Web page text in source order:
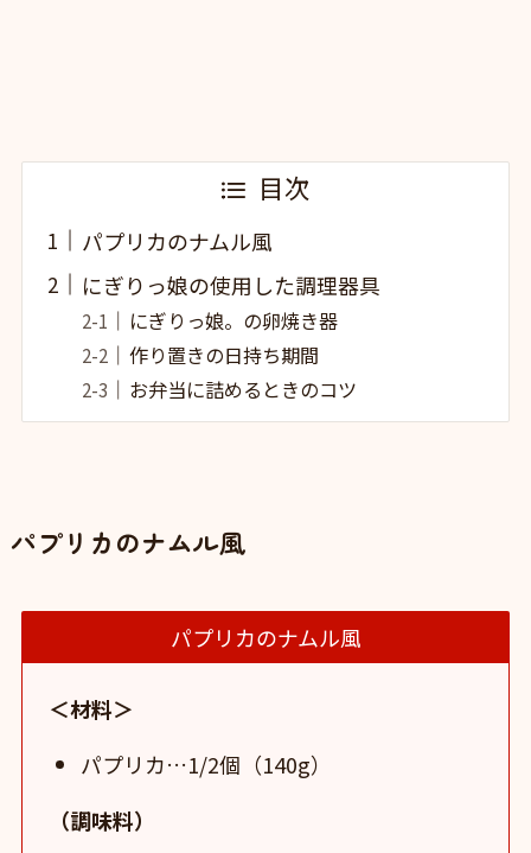
目次
パプリカのナムル風
にぎりっ娘の使用した調理器具
にぎりっ娘。の卵焼き器
作り置きの日持ち期間
お弁当に詰めるときのコツ
パプリカのナムル風
パプリカのナムル風
＜材料＞
パプリカ…1/2個（140g）
（調味料）